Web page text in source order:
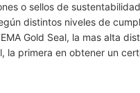
o sellos de
distintos niveles de
Gold Seal, la mas alta
la primera en obtener un